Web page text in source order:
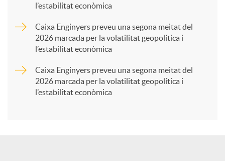
l’estabilitat econòmica
Caixa Enginyers preveu una segona meitat del
2026 marcada per la volatilitat geopolítica i
l’estabilitat econòmica
Caixa Enginyers preveu una segona meitat del
2026 marcada per la volatilitat geopolítica i
l’estabilitat econòmica